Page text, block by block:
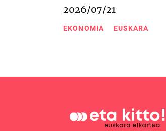
2026/07/21
EKONOMIA EUSKARA